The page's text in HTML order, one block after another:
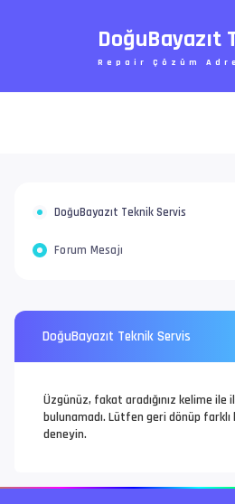
DoğuBayazıt
Repair Çözüm
DoğuBayazıt Teknik Servis
Forum Mesajı
DoğuBayazıt Teknik Servis
Üzgünüz, fakat aradığınız kelime
bulunamadı. Lütfen geri dönüp
deneyin.